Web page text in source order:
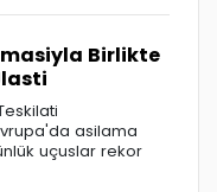
Birlikte
asilama
uçuslar rekor